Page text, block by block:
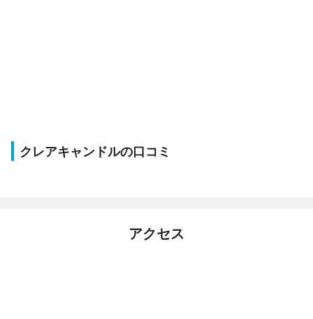
クレアキャンドルの口コミ
アクセス